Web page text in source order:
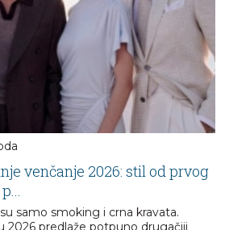
venčanje 2026: stil od prvog
samo smoking i crna kravata.
2026 predlaže potpuno drugačiji